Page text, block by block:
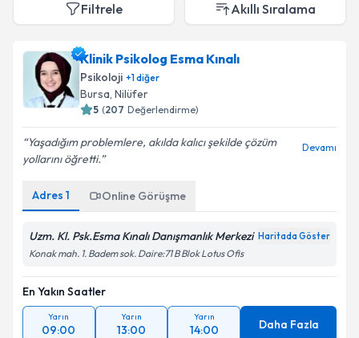
Filtrele Akıllı Sıralama
Klinik Psikolog Esma Kınalı
Psikoloji +1diğer
Bursa, Nilüfer
5 (207 Değerlendirme)
Yaşadığım problemlere, akılda kalıcı şekilde çözüm
yollarını öğretti.
Devamı
Adres 1 Online Görüşme
Uzm. Kl. Psk.Esma Kınalı Danışmanlık Merkezi Haritada Göster
Konak mah. 1. Badem sok. Daire:71 B Blok Lotus Ofis
En Yakın Saatler
Yarın
09:00
Yarın
13:00
Yarın
14:00 Daha Fazla